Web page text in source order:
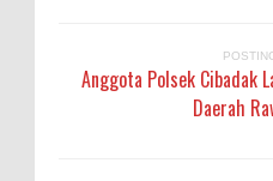
Anggota Polsek Cibadak
Daerah